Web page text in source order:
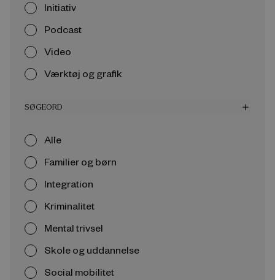
Initiativ
Podcast
Video
Værktøj og grafik
SØGEORD add
Alle
Familier og børn
Integration
Kriminalitet
Mental trivsel
Skole og uddannelse
Social mobilitet